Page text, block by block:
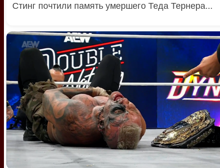
Стинг почтили память умершего Теда Тернера...